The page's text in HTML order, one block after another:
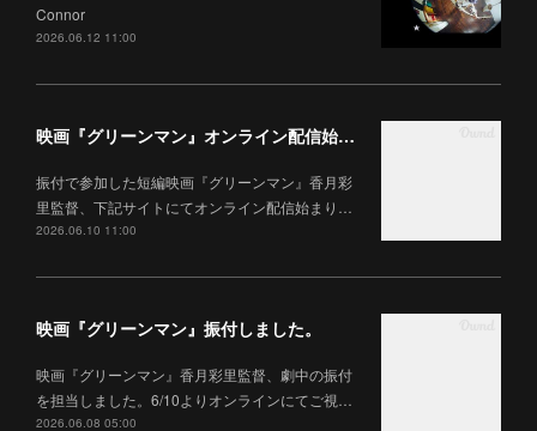
Connor
2026.06.12 11:00
映画『グリーンマン』オンライン配信始まりました。
振付で参加した短編映画『グリーンマン』香月彩
里監督、下記サイトにてオンライン配信始まり…
2026.06.10 11:00
映画『グリーンマン』振付しました。
映画『グリーンマン』香月彩里監督、劇中の振付
を担当しました。6/10よりオンラインにてご視…
2026.06.08 05:00